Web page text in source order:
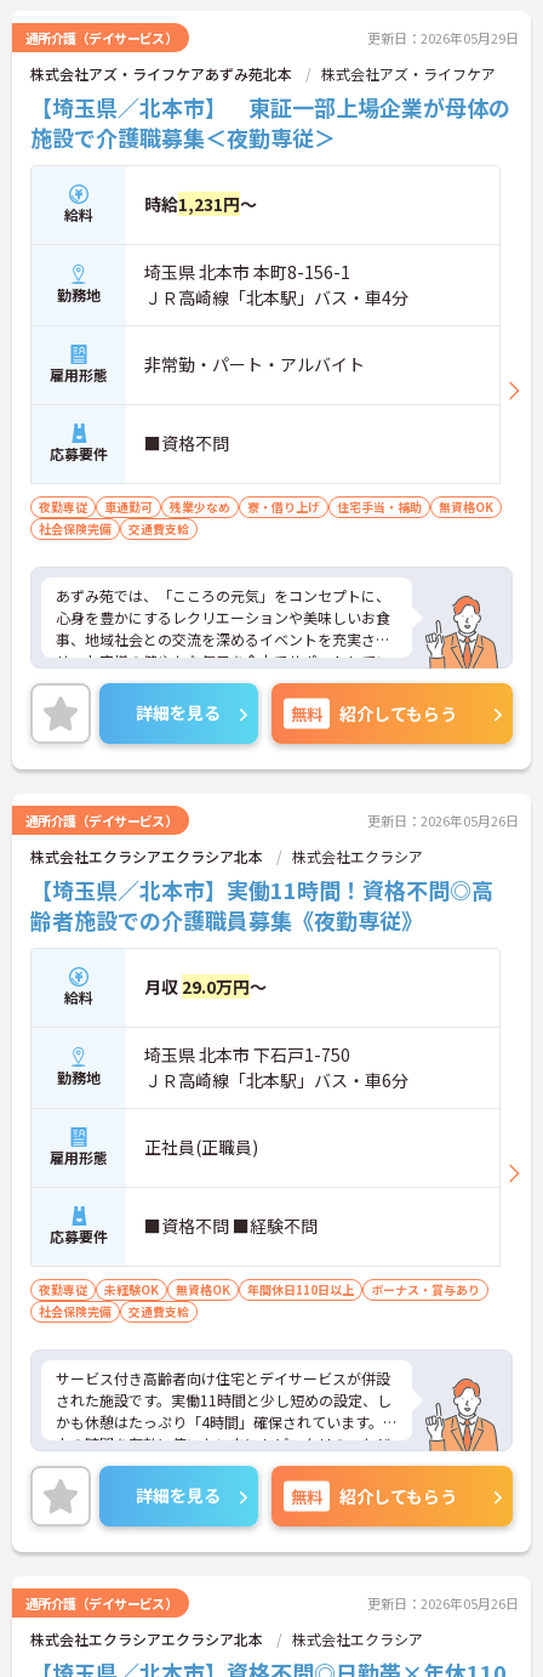
手厚い福利厚生制度を用意しています。
通所介護（デイサービス） 更新日：2026年05月29日
株式会社アズ・ライフケアあずみ苑北本 株式会社アズ・ライフケア
【埼玉県／北本市】 東証一部上場企業が母体の
施設で介護職募集＜夜勤専従＞
給料 時給1,231円～
勤務地
埼玉県 北本市 本町8-156-1
ＪＲ高崎線「北本駅」バス・車4分
雇用形態 非常勤・パート・アルバイト
応募要件 ■資格不問
夜勤専従 車通勤可 残業少なめ 寮・借り上げ 住宅手当・補助
無資格OK
社会保険完備
交通費支給
あずみ苑では、「こころの元気」をコンセプトに、
心身を豊かにするレクリエーションや美味しいお食
事、地域社会との交流を深めるイベントを充実さ
せ、お客様の健やかな毎日を全力でサポートしてい
ます。
「職員のはたらきやすい職場づくり」にも力をいれ
ており、ワークライフバランスを大切にしていま
す。福利厚生も充実しており、長く安心して働いて
いいただける環境です。社内外研修制度も充実して
是非お気軽にお問い合わせください。
詳細を見る 無料 紹介してもらう
通所介護（デイサービス） 更新日：2026年05月26日
株式会社エクラシアエクラシア北本 株式会社エクラシア
【埼玉県／北本市】実働11時間！資格不問◎高
齢者施設での介護職員募集《夜勤専従》
給料 月収 29.0万円～
勤務地
埼玉県 北本市 下石戸1-750
ＪＲ高崎線「北本駅」バス・車6分
雇用形態 正社員(正職員)
応募要件 ■資格不問 ■経験不問
夜勤専従 未経験OK 無資格OK 年間休日110日以上
ボーナス・賞与あり
社会保険完備
交通費支給
サービス付き高齢者向け住宅とデイサービスが併設
された施設です。実働11時間と少し短めの設定、し
かも休憩はたっぷり「4時間」確保されています。日
中の時間を有効に使いたい方にもピッタリのスケジ
ュールです。
◆「学びたい」という意欲を全力で応援する職場で
す。資格取得支援制度を利用すれば、介護職員初任
者研修や実務者研修などの費用を会社負担で取得可
能です。資格を取得するごとにしっかりと給与に反
◆施設ごとの課題を話し合う「スタッフミーティン
グ」や、利用者様へのケアを考える「ケースカンフ
ァレンス」を実施しています。新人・ベテランに関
係なく意見交換を行い、みんなで解決策を考えるフ
詳細を見る 無料 紹介してもらう
通所介護（デイサービス） 更新日：2026年05月26日
株式会社エクラシアエクラシア北本 株式会社エクラシア